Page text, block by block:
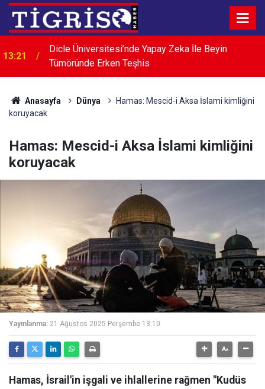
13:21
Dicle Üniversitesi’nde Yapay Zeka İle Beyin
Tümöründe Erken Teşhis
13:10
45 dereceyi aşan sıcaklara dikkat: Kalp krizi riski
artıyor
Anasayfa Dünya
Hamas: Mescid-i Aksa İslami kimliğini
koruyacak
Hamas: Mescid-i Aksa İslami kimliğini
koruyacak
Yayınlanma: 21 Ağustos 2025 Perşembe 13:10
Hamas, İsrail'in işgali ve ihlallerine rağmen "Kudüs